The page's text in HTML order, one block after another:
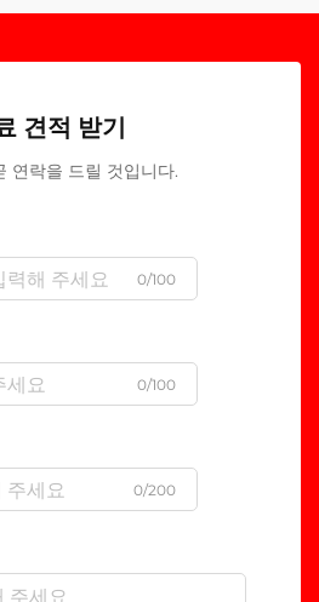
견적 받기
연락을 드릴 것입니다.
0/100
0/100
0/200